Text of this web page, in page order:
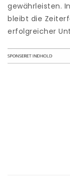
gewährleisten.
bleibt die
erfolgreicher